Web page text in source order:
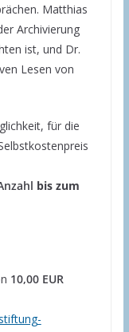
Matthias
Archivierung
ist, und Dr.
Lesen von
für die
bis zum
10,00 EUR